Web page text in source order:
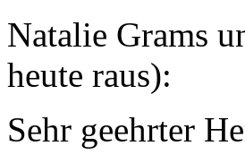
Natalie Grams
heute raus):
Sehr geehrter